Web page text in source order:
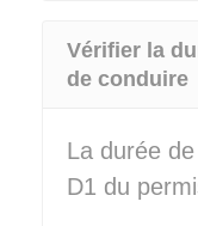
Vérifier la
de conduire
La durée
D1 du